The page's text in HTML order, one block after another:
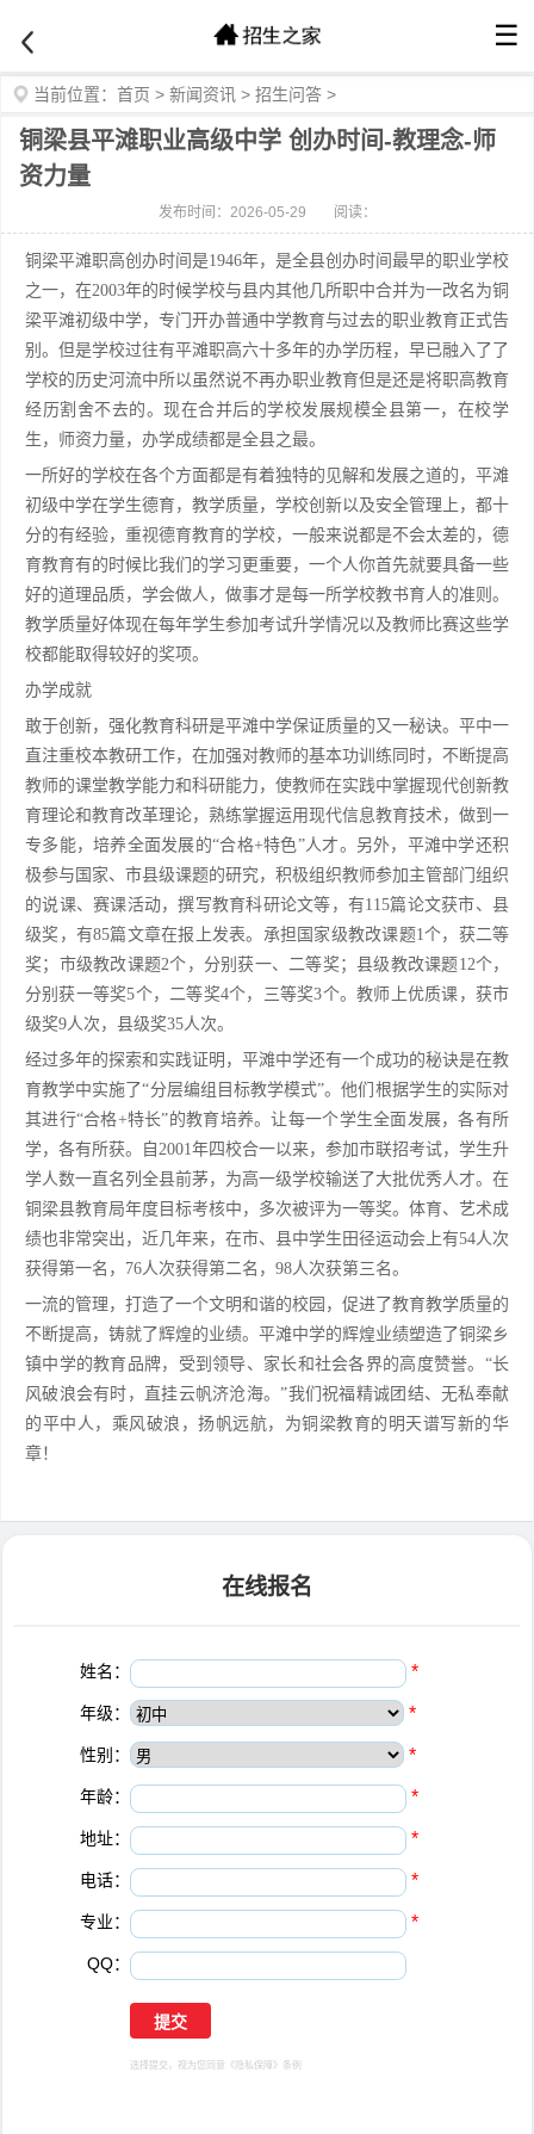
☰
当前位置： 首页 > 新闻资讯 > 招生问答 >
铜梁县平滩职业高级中学 创办时间-教理念-师
资力量
发布时间：2026-05-29 阅读：
铜梁平滩职高创办时间是1946年，是全县创办时间最早的职业学校
之一，在2003年的时候学校与县内其他几所职中合并为一改名为铜
梁平滩初级中学，专门开办普通中学教育与过去的职业教育正式告
别。但是学校过往有平滩职高六十多年的办学历程，早已融入了了
学校的历史河流中所以虽然说不再办职业教育但是还是将职高教育
经历割舍不去的。现在合并后的学校发展规模全县第一，在校学
生，师资力量，办学成绩都是全县之最。
一所好的学校在各个方面都是有着独特的见解和发展之道的，平滩
初级中学在学生德育，教学质量，学校创新以及安全管理上，都十
分的有经验，重视德育教育的学校，一般来说都是不会太差的，德
育教育有的时候比我们的学习更重要，一个人你首先就要具备一些
好的道理品质，学会做人，做事才是每一所学校教书育人的准则。
教学质量好体现在每年学生参加考试升学情况以及教师比赛这些学
校都能取得较好的奖项。
办学成就
敢于创新，强化教育科研是平滩中学保证质量的又一秘诀。平中一
直注重校本教研工作，在加强对教师的基本功训练同时，不断提高
教师的课堂教学能力和科研能力，使教师在实践中掌握现代创新教
育理论和教育改革理论，熟练掌握运用现代信息教育技术，做到一
专多能，培养全面发展的“合格+特色”人才。另外，平滩中学还积
极参与国家、市县级课题的研究，积极组织教师参加主管部门组织
的说课、赛课活动，撰写教育科研论文等，有115篇论文获市、县
级奖，有85篇文章在报上发表。承担国家级教改课题1个，获二等
奖；市级教改课题2个，分别获一、二等奖；县级教改课题12个，
分别获一等奖5个，二等奖4个，三等奖3个。教师上优质课，获市
级奖9人次，县级奖35人次。
经过多年的探索和实践证明，平滩中学还有一个成功的秘诀是在教
育教学中实施了“分层编组目标教学模式”。他们根据学生的实际对
其进行“合格+特长”的教育培养。让每一个学生全面发展，各有所
学，各有所获。自2001年四校合一以来，参加市联招考试，学生升
学人数一直名列全县前茅，为高一级学校输送了大批优秀人才。在
铜梁县教育局年度目标考核中，多次被评为一等奖。体育、艺术成
绩也非常突出，近几年来，在市、县中学生田径运动会上有54人次
获得第一名，76人次获得第二名，98人次获第三名。
一流的管理，打造了一个文明和谐的校园，促进了教育教学质量的
不断提高，铸就了辉煌的业绩。平滩中学的辉煌业绩塑造了铜梁乡
镇中学的教育品牌，受到领导、家长和社会各界的高度赞誉。“长
风破浪会有时，直挂云帆济沧海。”我们祝福精诚团结、无私奉献
的平中人，乘风破浪，扬帆远航，为铜梁教育的明天谱写新的华
章！
在线报名
姓名： *
年级： *
性别： *
年龄： *
地址： *
电话： *
专业： *
QQ：
选择提交，视为您同意 《隐私保障》 条例